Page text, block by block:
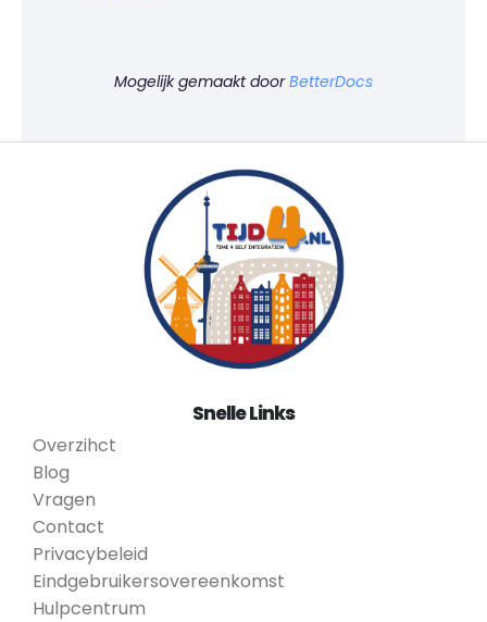
Mogelijk gemaakt doorBetterDocs
Snelle Links
Overzihct
Blog
Vragen
Contact
Privacybeleid
Eindgebruikersovereenkomst
Hulpcentrum